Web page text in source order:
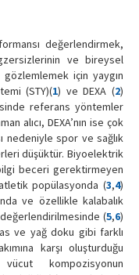
değerlendirmek,
ve bireysel
için yaygın
(STY)(1) ve DEXA (2)
referans yöntemler
alıcı, DEXA’nın ise çok
nedeniyle spor ve sağlık
düşüktür. Biyoelektrik
beceri gerektirmeyen
popülasyonda (3,4)
ve özellikle kalabalık
(5,6)
ve yağ doku gibi farklı
karşı oluşturduğu
kompozisyonun